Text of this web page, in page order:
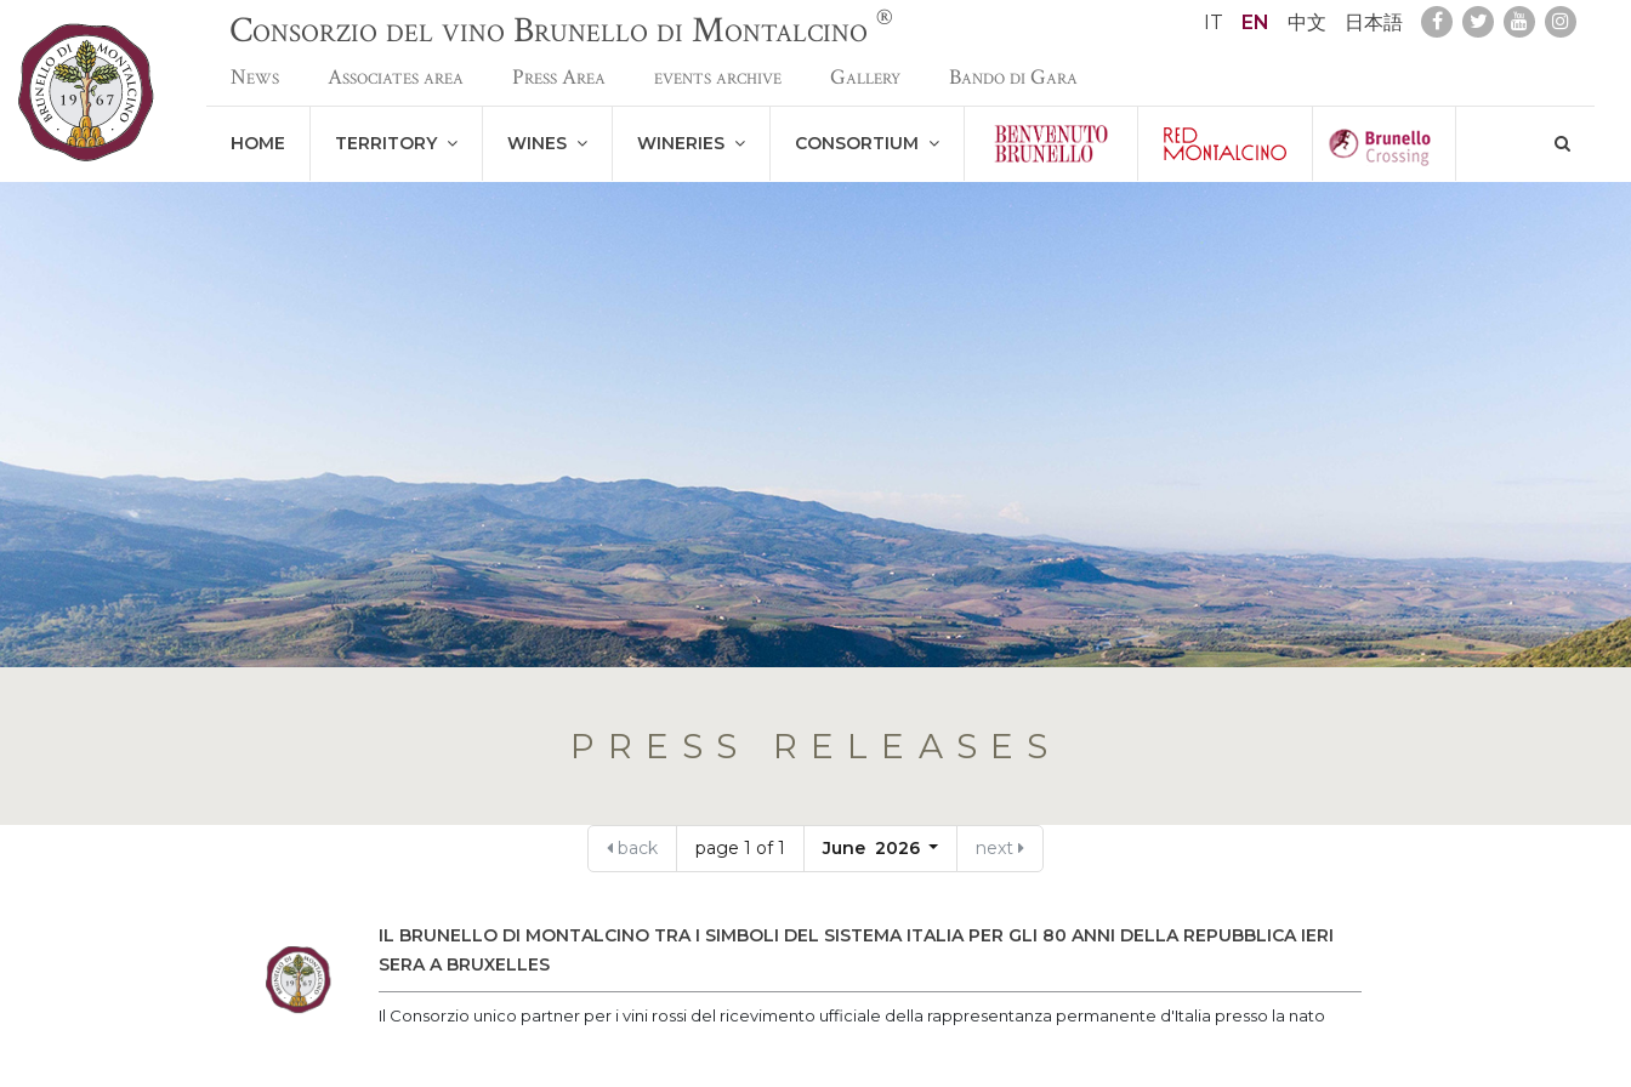
Consorzio del vino Brunello di Montalcino ® IT EN 中文 日本語
News Associates area Press Area events archive Gallery Bando di Gara
HOME TERRITORY WINES WINERIES CONSORTIUM
PRESS RELEASES
back page 1 of 1 June 2026 next
IL BRUNELLO DI MONTALCINO TRA I SIMBOLI DEL SISTEMA ITALIA PER GLI 80 ANNI DELLA REPUBBLICA IERI
SERA A BRUXELLES
Il Consorzio unico partner per i vini rossi del ricevimento ufficiale della rappresentanza permanente d'Italia presso la nato‌